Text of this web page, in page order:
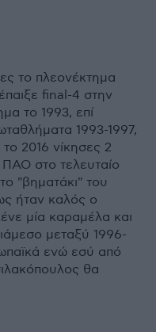
το πλεονέκτημα
final-4 στην
το 1993, επί
1993-1997,
το 2016 νίκησες 2
στο τελευταίο
"βηματάκι" του
ήταν καλός ο
μία καραμέλα και
μεταξύ 1996-
ενώ εσύ από
θα